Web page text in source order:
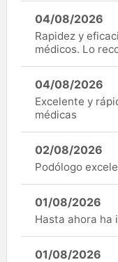
04/08/2026
Rapidez y
médicos. Lo
04/08/2026
Excelente y
médicas
02/08/2026
Podólogo
01/08/2026
Hasta ahora ha
01/08/2026